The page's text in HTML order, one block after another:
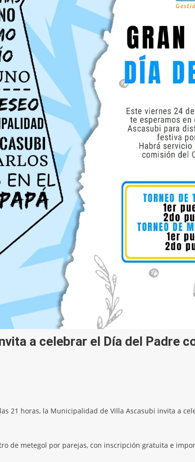
a celebrar el Día del Padre
21 horas, la Municipalidad de Villa Ascasubi invita a
de metegol por parejas, con inscripción gratuita e